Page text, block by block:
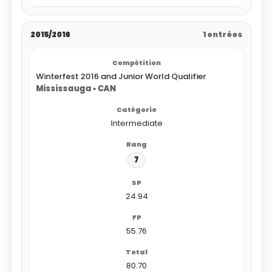
2015/2016 1 entrées
Winterfest 2016 and Junior World Qualifier
Mississauga • CAN
Intermediate
7
24.94
55.76
80.70